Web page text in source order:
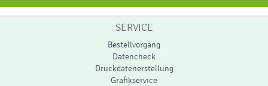
SERVICE
Bestellvorgang
Datencheck
Druckdatenerstellung
Grafikservice